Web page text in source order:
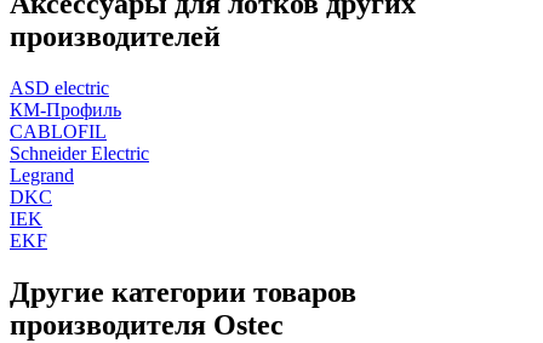
производителей
ASD electric
КМ-Профиль
CABLOFIL
Schneider Electric
Legrand
DKC
IEK
EKF
Другие категории товаров
производителя Ostec